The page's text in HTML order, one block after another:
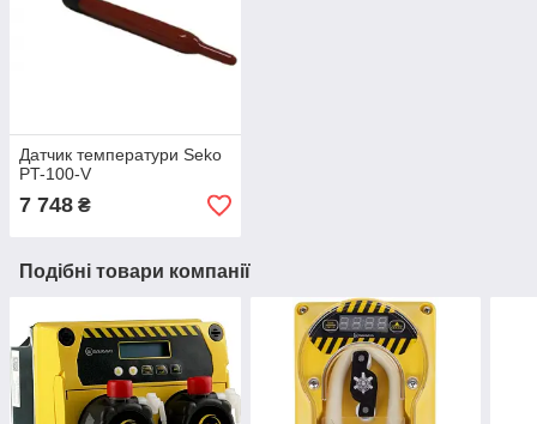
Датчик температури Seko
PT-100-V
7 748 ₴
Подібні товари компанії